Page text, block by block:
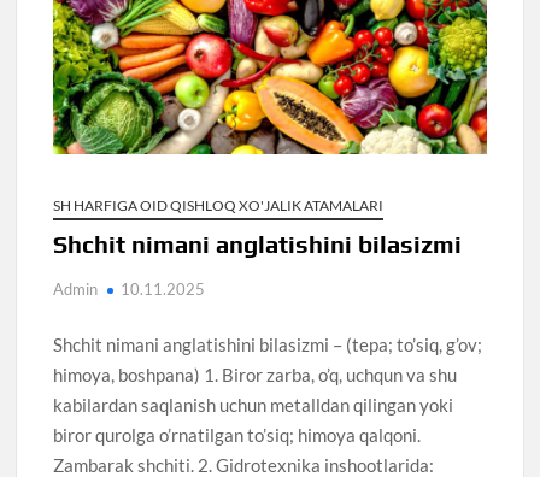
SH HARFIGA OID QISHLOQ XO'JALIK ATAMALARI
Shchit nimani anglatishini bilasizmi
Admin 10.11.2025
Shchit nimani anglatishini bilasizmi – (tepa; to’siq, g’ov;
himoya, boshpana) 1. Biror zarba, o’q, uchqun va shu
kabilardan saqlanish uchun metalldan qilingan yoki
biror qurolga o’rnatilgan to’siq; himoya qalqoni.
Zambarak shchiti. 2. Gidrotexnika inshootlarida: